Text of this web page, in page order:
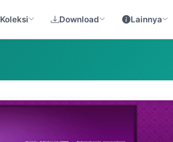
Koleksi Download Lainnya